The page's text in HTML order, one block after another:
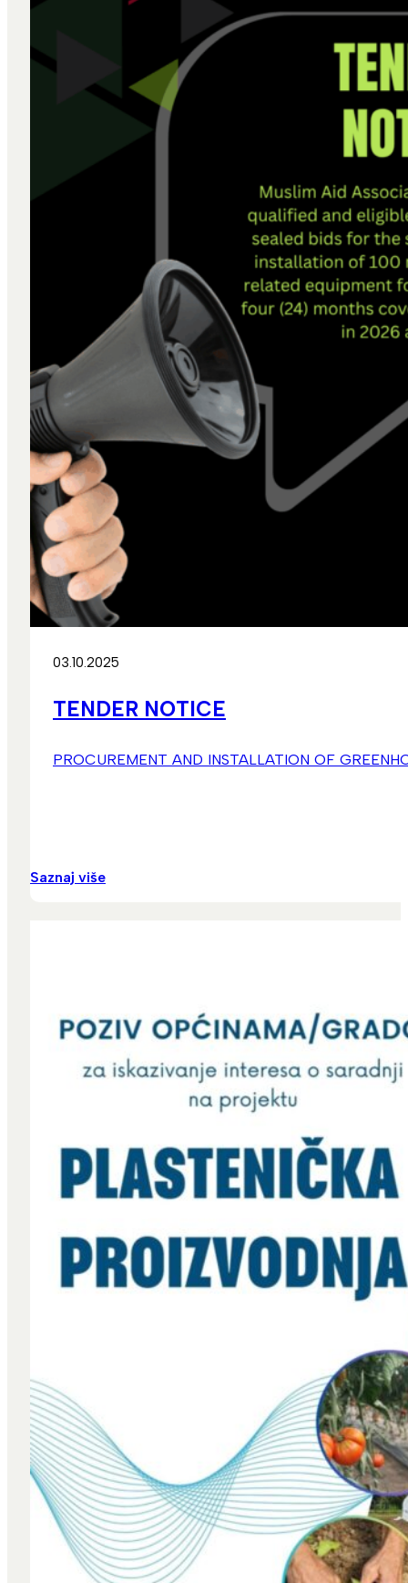
03.10.2025
TENDER NOTICE
PROCUREMENT AND INSTALLATION OF
Saznaj više